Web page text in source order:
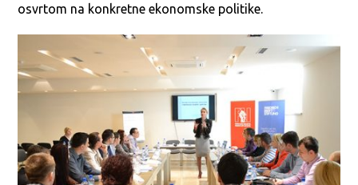
osvrtom na konkretne ekonomske politike.